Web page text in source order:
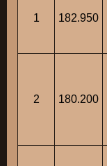
1 182.950
2 180.200